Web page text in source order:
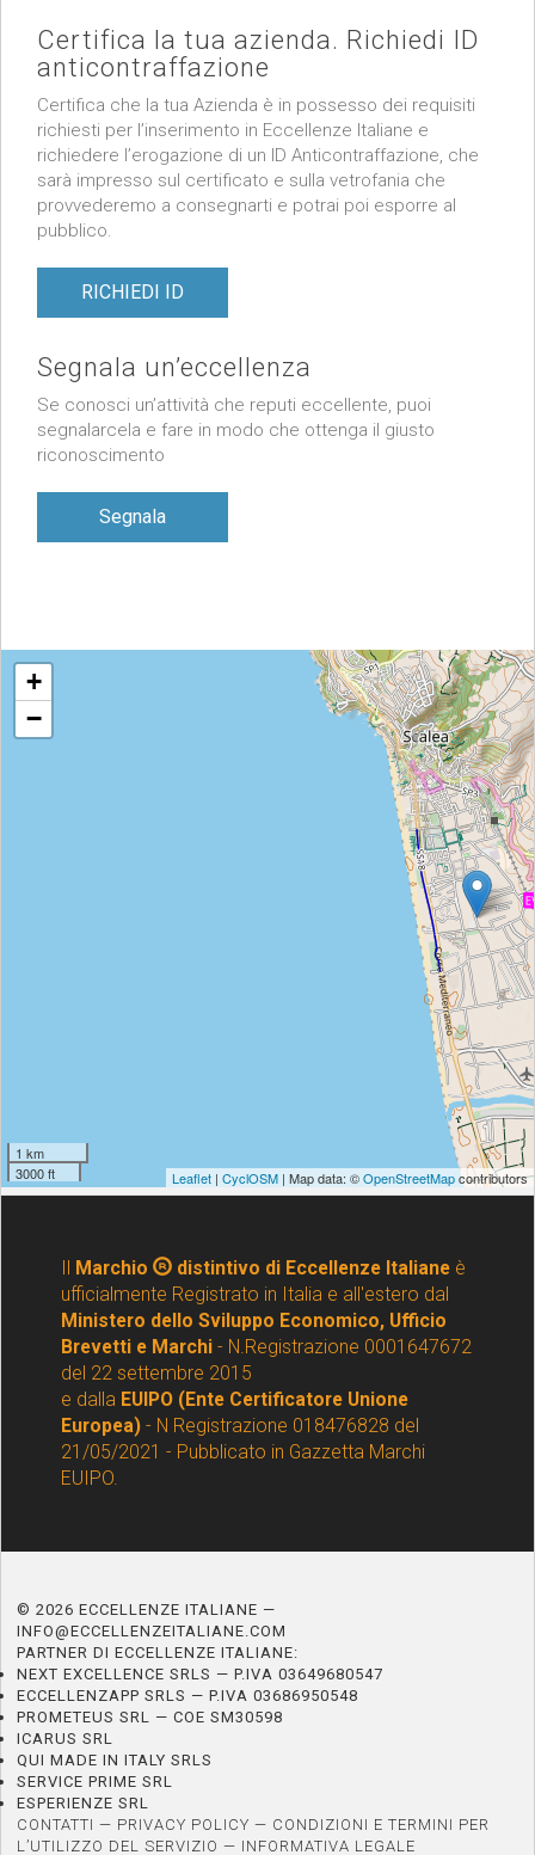
Certifica la tua azienda. Richiedi ID
anticontraffazione
Certifica che la tua Azienda è in possesso dei requisiti
richiesti per l’inserimento in Eccellenze Italiane e
richiedere l’erogazione di un ID Anticontraffazione, che
sarà impresso sul certificato e sulla vetrofania che
provvederemo a consegnarti e potrai poi esporre al
pubblico.
RICHIEDI ID
Segnala un’eccellenza
Se conosci un’attività che reputi eccellente, puoi
segnalarcela e fare in modo che ottenga il giusto
riconoscimento
Segnala
Marchio distintivo di Eccellenze Italianeè
ufficialmente Registrato in Italia e all'estero dal
Ministero dello Sviluppo Economico, Ufficio
Brevetti e Marchi - N.Registrazione 0001647672
del 22 settembre 2015
e dalla EUIPO (Ente Certificatore Unione
Europea) - N Registrazione 018476828 del
21/05/2021 - Pubblicato in Gazzetta Marchi
EUIPO.
© 2026 ECCELLENZE ITALIANE —
INFO@ECCELLENZEITALIANE.COM
PARTNER DI ECCELLENZE ITALIANE:
NEXT EXCELLENCE SRLS — P.IVA 03649680547
ECCELLENZAPP SRLS — P.IVA 03686950548
PROMETEUS SRL — COE SM30598
ICARUS SRL
QUI MADE IN ITALY SRLS
SERVICE PRIME SRL
ESPERIENZE SRL
CONTATTI — PRIVACY POLICY — CONDIZIONI E TERMINI PER
L’UTILIZZO DEL SERVIZIO — INFORMATIVA LEGALE